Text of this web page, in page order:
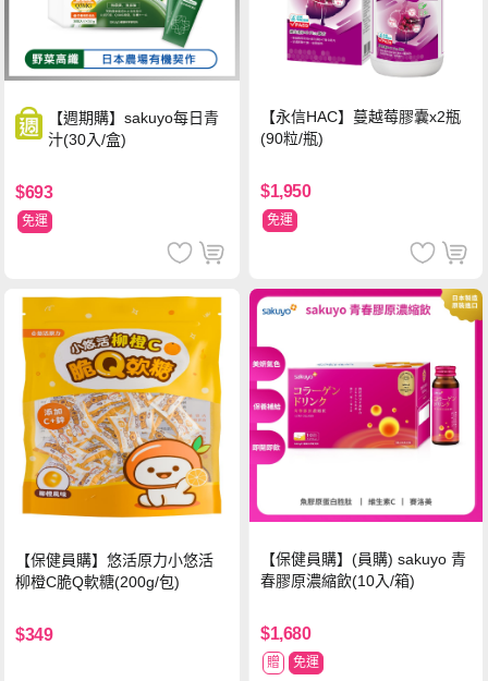
【週期購】sakuyo每日青
汁(30入/盒)
$693
免運
【永信HAC】蔓越莓膠囊x2瓶
(90粒/瓶)
$1,950
免運
【保健員購】悠活原力小悠活
柳橙C脆Q軟糖(200g/包)
$349
【保健員購】(員購) sakuyo 青
春膠原濃縮飲(10入/箱)
$1,680
贈 免運